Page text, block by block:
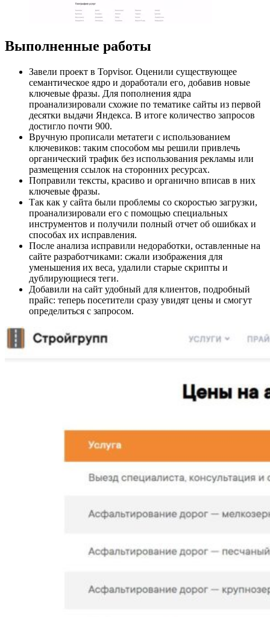
Выполненные работы
Завели проект в Topvisor. Оценили существующее
семантическое ядро и доработали его, добавив новые
ключевые фразы. Для пополнения ядра
проанализировали схожие по тематике сайты из первой
десятки выдачи Яндекса. В итоге количество запросов
достигло почти 900.
Вручную прописали метатеги с использованием
ключевиков: таким способом мы решили привлечь
органический трафик без использования рекламы или
размещения ссылок на сторонних ресурсах.
Поправили тексты, красиво и органично вписав в них
ключевые фразы.
Так как у сайта были проблемы со скоростью загрузки,
проанализировали его с помощью специальных
инструментов и получили полный отчет об ошибках и
способах их исправления.
После анализа исправили недоработки, оставленные на
сайте разработчиками: сжали изображения для
уменьшения их веса, удалили старые скрипты и
дублирующиеся теги.
Добавили на сайт удобный для клиентов, подробный
прайс: теперь посетители сразу увидят цены и смогут
определиться с запросом.